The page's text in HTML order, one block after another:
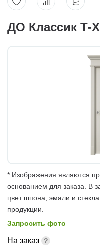
ДО Классик Т-
* Изображения являются
основанием для заказа. В
цвет шпона, эмали и
продукции.
Запросить фото
На заказ